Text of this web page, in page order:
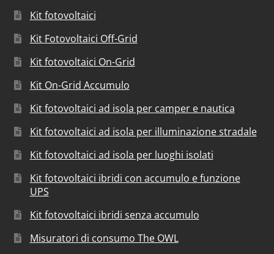
Kit fotovoltaici
Kit Fotovoltaici Off-Grid
Kit fotovoltaici On-Grid
Kit On-Grid Accumulo
Kit fotovoltaici ad isola per camper e nautica
Kit fotovoltaici ad isola per illuminazione stradale
Kit fotovoltaici ad isola per luoghi isolati
Kit fotovoltaici ibridi con accumulo e funzione
UPS
Kit fotovoltaici ibridi senza accumulo
Misuratori di consumo The OWL